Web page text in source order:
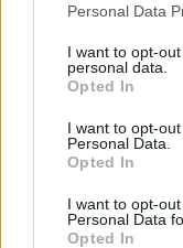
Personal Data
I want to opt-
personal data.
Opted In
I want to opt-
Personal Data.
Opted In
I want to opt-
Personal Data
Opted In
PUSL (D.
PNȚCD
PNCR (Terheș)
FAR (Coarnă)
Altul